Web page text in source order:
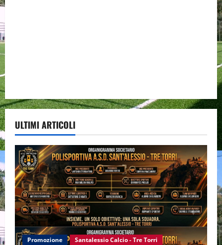
ULTIMI ARTICOLI
Promozione Santalessio Calcio - Tre Torri